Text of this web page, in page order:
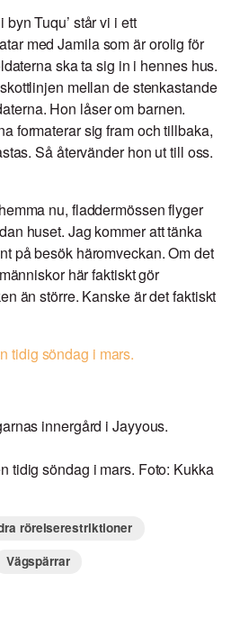
Tuqu’ står vi i ett
med Jamila som är orolig för
ska ta sig in i hennes hus.
mellan de stenkastande
Hon låser om barnen.
formaterar sig fram och tillbaka,
Så återvänder hon ut till oss.
nu, fladdermössen flyger
huset. Jag kommer att tänka
på besök häromveckan. Om det
här faktiskt gör
än större. Kanske är det faktiskt
innergård i Jayyous.
tidig söndag i mars. Foto: Kukka
rörelserestriktioner
Vägspärrar